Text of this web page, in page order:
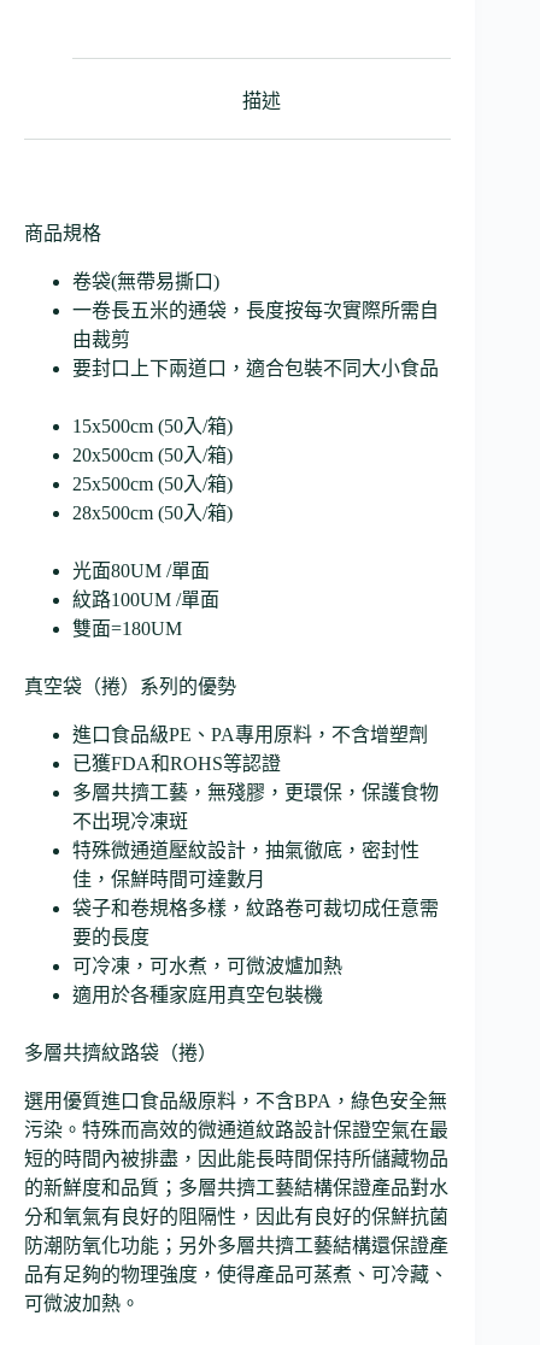
描述
商品規格
卷袋(無帶易撕口)
一卷長五米的通袋，長度按每次實際所需自
由裁剪
要封口上下兩道口，適合包裝不同大小食品
15x500cm (50入/箱)
20x500cm (50入/箱)
25x500cm (50入/箱)
28x500cm (50入/箱)
光面80UM /單面
紋路100UM /單面
雙面=180UM
真空袋（捲）系列的優勢
進口食品級PE、PA專用原料，不含增塑劑
已獲FDA和ROHS等認證
多層共擠工藝，無殘膠，更環保，保護食物
不出現冷凍斑
特殊微通道壓紋設計，抽氣徹底，密封性
佳，保鮮時間可達數月
袋子和卷規格多樣，紋路卷可裁切成任意需
要的長度
可冷凍，可水煮，可微波爐加熱
適用於各種家庭用真空包裝機
多層共擠紋路袋（捲）
選用優質進口食品級原料，不含BPA，綠色安全無
污染。特殊而高效的微通道紋路設計保證空氣在最
短的時間內被排盡，因此能長時間保持所儲藏物品
的新鮮度和品質；多層共擠工藝結構保證產品對水
分和氧氣有良好的阻隔性，因此有良好的保鮮抗菌
防潮防氧化功能；另外多層共擠工藝結構還保證產
品有足夠的物理強度，使得產品可蒸煮、可冷藏、
可微波加熱。